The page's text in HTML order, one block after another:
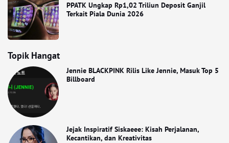
PPATK Ungkap Rp1,02 Triliun Deposit Ganjil
Terkait Piala Dunia 2026
Topik Hangat
Jennie BLACKPINK Rilis Like Jennie, Masuk Top 5
Billboard
Jejak Inspiratif Siskaeee: Kisah Perjalanan,
Kecantikan, dan Kreativitas